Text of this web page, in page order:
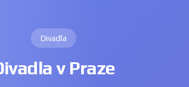
Divadla
v Praze